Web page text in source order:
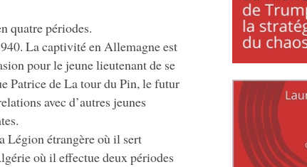
quatre périodes.
La captivité en Allemagne est
pour le jeune lieutenant de se
Patrice de La tour du Pin, le futur
avec d’autres jeunes
Légion étrangère où il sert
où il effectue deux périodes